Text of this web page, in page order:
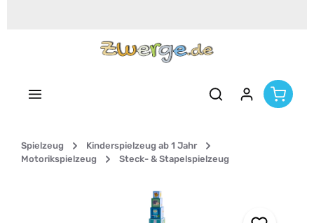
Spielzeug
Kinderspielzeug ab 1 Jahr
Motorikspielzeug
Steck- & Stapelspielzeug